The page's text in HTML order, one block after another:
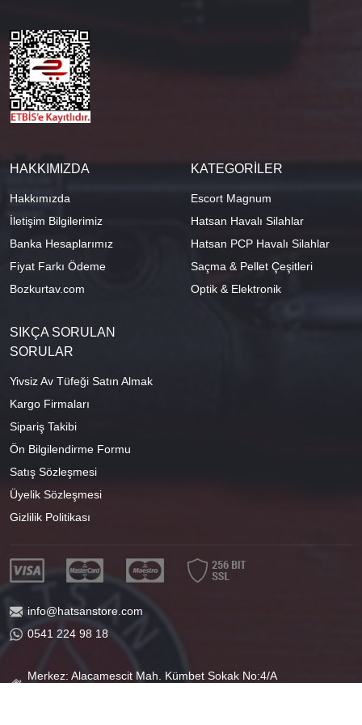
HAKKIMIZDA
Hakkımızda
İletişim Bilgilerimiz
Banka Hesaplarımız
Fiyat Farkı Ödeme
Bozkurtav.com
KATEGORİLER
Escort Magnum
Hatsan Havalı Silahlar
Hatsan PCP Havalı Silahlar
Saçma & Pellet Çeşitleri
Optik & Elektronik
SIKÇA SORULAN
SORULAR
Yivsiz Av Tüfeği Satın Almak
Kargo Firmaları
Sipariş Takibi
Ön Bilgilendirme Formu
Satış Sözleşmesi
Üyelik Sözleşmesi
Gizlilik Politikası
info@hatsanstore.com
0541 224 98 18
Merkez: Alacamescit Mah. Kümbet Sokak No:4/A